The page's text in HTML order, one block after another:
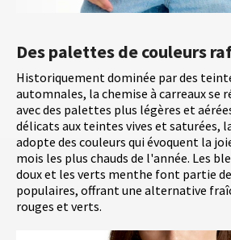
Des palettes de couleurs
Historiquement dominée par des
automnales, la chemise à carreaux se
avec des palettes plus légères et
délicats aux teintes vives et saturées,
adopte des couleurs qui évoquent la
mois les plus chauds de l'année. Les
doux et les verts menthe font partie
populaires, offrant une alternative
rouges et verts.